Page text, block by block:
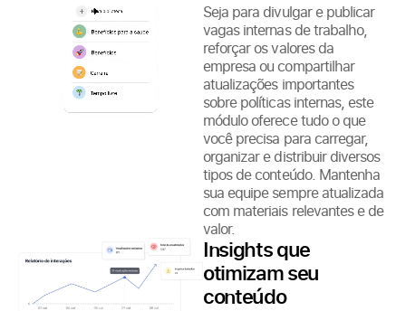
Seja para divulgar e publicar
vagas internas de trabalho,
reforçar os valores da
empresa ou compartilhar
atualizações importantes
sobre políticas internas, este
módulo oferece tudo o que
você precisa para carregar,
organizar e distribuir diversos
tipos de conteúdo. Mantenha
sua equipe sempre atualizada
com materiais relevantes e de
valor.
Insights que
otimizam seu
conteúdo